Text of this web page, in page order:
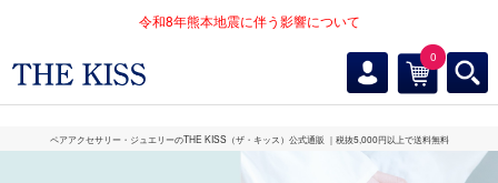
令和8年熊本地震に伴う影響について
0
ペアアクセサリー・ジュエリーのTHE KISS（ザ・キッス）公式通販 ｜税抜5,000円以上で送料無料